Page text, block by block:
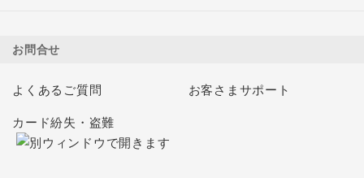
お問合せ
よくあるご質問 お客さまサポート
カード紛失・盗難